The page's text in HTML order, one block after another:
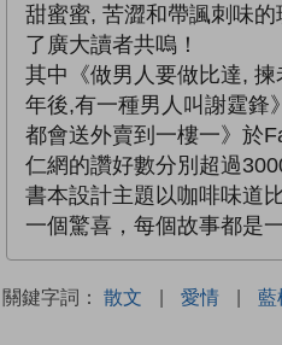
甜蜜蜜, 苦澀和帶諷刺味的
了廣大讀者共嗚！
其中《做男人要做比達,
年後,有一種男人叫謝霆鋒
都會送外賣到一樓一》於
仁網的讚好數分別超過
書本設計主題以咖啡味道
一個驚喜，每個故事都是
關鍵字詞： 散文 | 愛情 | 藍